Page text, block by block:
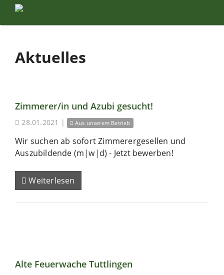
Aktuelles
Zimmerer/in und Azubi gesucht!
28.01.2021 | Aus unserem Betrieb
Wir suchen ab sofort Zimmerergesellen und
Auszubildende (m|w|d) - Jetzt bewerben!
Weiterlesen
Alte Feuerwache Tuttlingen